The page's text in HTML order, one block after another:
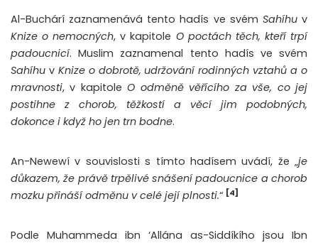
Al-Buchárí zaznamenává tento hadís ve svém Sahíhuv
Knize o nemocných, v kapitole O poctách těch, kteří trpí
padoucnicí. Muslim zaznamenal tento hadís ve svém
Sahíhu v Knize o dobrotě, udržování rodinných vztahů a o
mravnosti, v kapitoleO odměně věřícího za vše, co jej
postihne z chorob, těžkostí a věcí jim podobných,
dokonce i když ho jen trn bodne.
An-Newewí v souvislosti s tímto hadísem uvádí, že „je
důkazem, že právě trpělivé snášení padoucnice a chorob
mozku přináší odměnu v celé její plnosti.“ [4]
Podle Muhammeda ibn ‘Allána as-Siddíkího jsou Ibn